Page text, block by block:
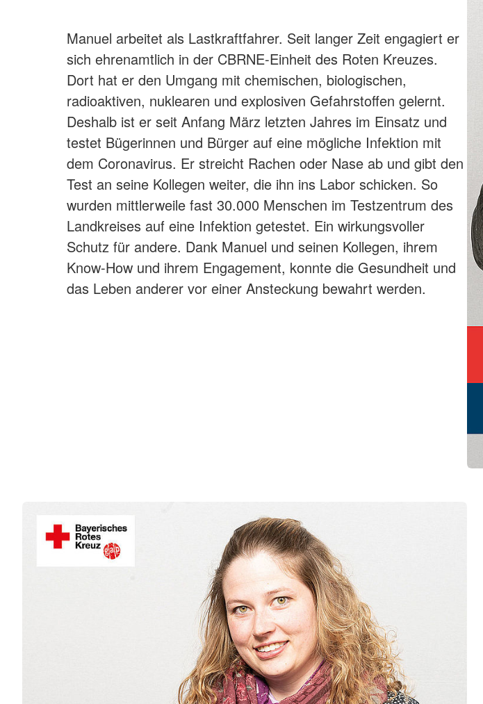
Manuel arbeitet als Lastkraftfahrer. Seit langer Zeit engagiert er
sich ehrenamtlich in der CBRNE-Einheit des Roten Kreuzes.
Dort hat er den Umgang mit chemischen, biologischen,
radioaktiven, nuklearen und explosiven Gefahrstoffen gelernt.
Deshalb ist er seit Anfang März letzten Jahres im Einsatz und
testet Bügerinnen und Bürger auf eine mögliche Infektion mit
dem Coronavirus. Er streicht Rachen oder Nase ab und gibt den
Test an seine Kollegen weiter, die ihn ins Labor schicken. So
wurden mittlerweile fast 30.000 Menschen im Testzentrum des
Landkreises auf eine Infektion getestet. Ein wirkungsvoller
Schutz für andere. Dank Manuel und seinen Kollegen, ihrem
Know-How und ihrem Engagement, konnte die Gesundheit und
das Leben anderer vor einer Ansteckung bewahrt werden.